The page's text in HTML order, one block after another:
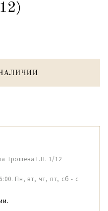
Трошева Г.Н. 1/12
Пн, вт, чт, пт, сб - с